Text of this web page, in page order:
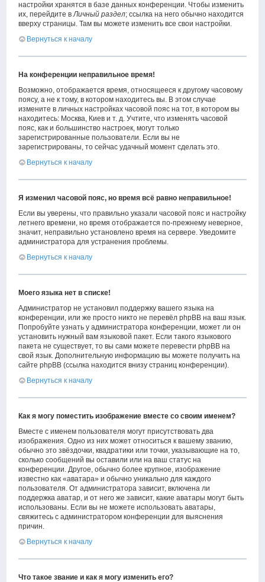
настройки хранятся в базе данных конференции. Чтобы изменить
их, перейдите вЛичный раздел; ссылка на него обычно находится
вверху страницы. Там вы можете изменить все свои настройки.
Вернуться к началу
На конференции неправильное время!
Возможно, отображается время, относящееся к другому часовому
поясу, а не к тому, в котором находитесь вы. В этом случае
измените в личных настройках часовой пояс на тот, в котором вы
находитесь: Москва, Киев и т. д. Учтите, что изменять часовой
пояс, как и большинство настроек, могут только
зарегистрированные пользователи. Если вы не
зарегистрированы, то сейчас удачный момент сделать это.
Вернуться к началу
Я изменил часовой пояс, но время всё равно неправильное!
Если вы уверены, что правильно указали часовой пояс и настройку
летнего времени, но время отображается по-прежнему неверное,
значит, неправильно установлено время на сервере. Уведомите
администратора для устранения проблемы.
Вернуться к началу
Моего языка нет в списке!
Администратор не установил поддержку вашего языка на
конференции, или же просто никто не перевёл phpBB на ваш язык.
Попробуйте узнать у администратора конференции, может ли он
установить нужный вам языковой пакет. Если такого языкового
пакета не существует, то вы сами можете перевести phpBB на
свой язык. Дополнительную информацию вы можете получить на
сайте phpBB (ссылка находится внизу страниц конференции).
Вернуться к началу
Как я могу поместить изображение вместе со своим именем?
Вместе с именем пользователя могут присутствовать два
изображения. Одно из них может относиться к вашему званию,
обычно это звёздочки, квадратики или точки, указывающие на то,
сколько сообщений вы оставили или на ваш статус на
конференции. Другое, обычно более крупное, изображение
известно как «аватара» и обычно уникально для каждого
пользователя. От администратора зависит, включена ли
поддержка аватар, и от него же зависит, какие аватары могут быть
использованы. Если вы не можете использовать аватары,
свяжитесь с администратором конференции для выяснения
причин.
Вернуться к началу
Что такое звание и как я могу изменить его?